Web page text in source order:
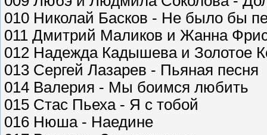
010 Николай Басков - Не было бы
011 Дмитрий Маликов и Жанна
012 Надежда Кадышева и Золотое
013 Сергей Лазарев - Пьяная песня
014 Валерия - Мы боимся любить
015 Стас Пьеха - Я с тобой
016 Нюша - Наедине